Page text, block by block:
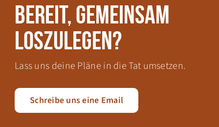
Bereit, gemeinsam
loszulegen?
Lass uns deine Pläne in die Tat umsetzen.
Schreibe uns eine Email